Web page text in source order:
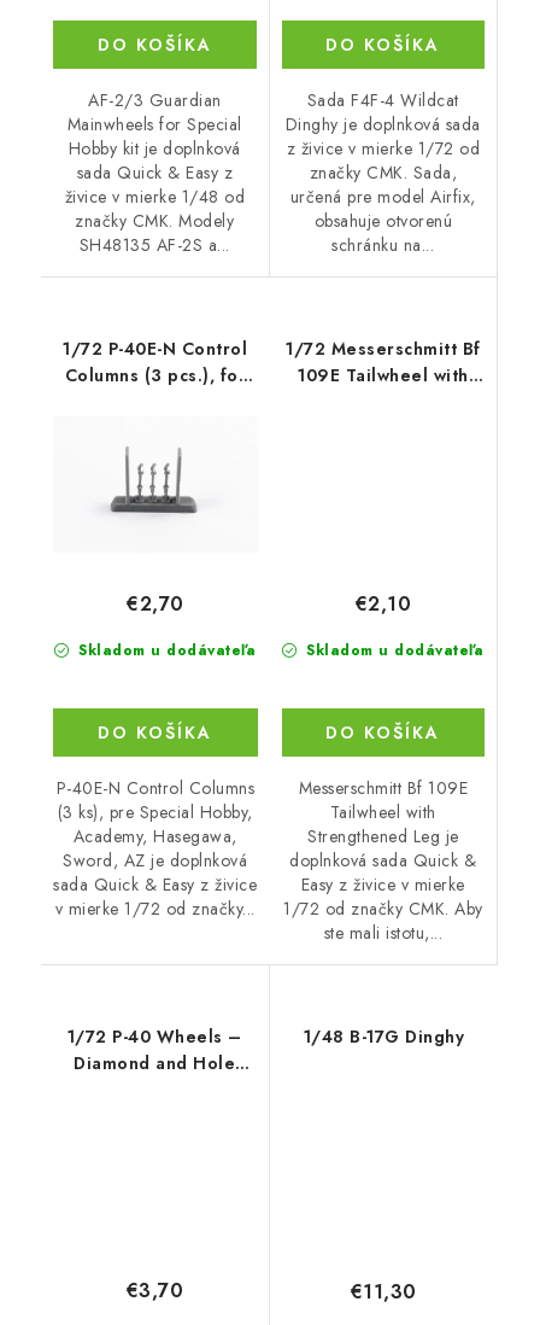
DO KOŠÍKA
AF-2/3 Guardian
Mainwheels for Special
Hobby kit je doplnková
sada Quick & Easy z
živice v mierke 1/48 od
značky CMK. Modely
SH48135 AF-2S a...
DO KOŠÍKA
Sada F4F-4 Wildcat
Dinghy je doplnková sada
z živice v mierke 1/72 od
značky CMK. Sada,
určená pre model Airfix,
obsahuje otvorenú
schránku na...
1/72 P-40E-N Control
Columns (3 pcs.), for
Skladom u dodávateľa
€2,70
DO KOŠÍKA
P-40E-N Control Columns
(3 ks), pre Special Hobby,
Academy, Hasegawa,
Sword, AZ je doplnková
sada Quick & Easy z živice
v mierke 1/72 od značky...
1/72 Messerschmitt Bf
109E Tailwheel with
Skladom u dodávateľa
€2,10
DO KOŠÍKA
Messerschmitt Bf 109E
Tailwheel with
Strengthened Leg je
doplnková sada Quick &
Easy z živice v mierke
1/72 od značky CMK. Aby
ste mali istotu,...
1/72 P-40 Wheels –
Diamond and Hole
€3,70
1/48 B-17G Dinghy
€11,30